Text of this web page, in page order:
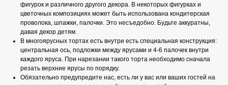
фигурок и различного другого декора. В некоторых фигурках и
цветочных композициях может быть использована кондитерская
проволока, шпажки, палочки. Это несъедобно. Будьте аккуратны,
давая декор детям.
В многоярусных тортах есть внутри есть специальная конструкция:
центральная ось, подложки между ярусами и 4-6 палочек внутри
каждого яруса. При нарезании такого торта необходимо сначала
резать верхние ярусы по порядку.
Обязательно предупредите нас, есть ли у вас или ваших гостей на